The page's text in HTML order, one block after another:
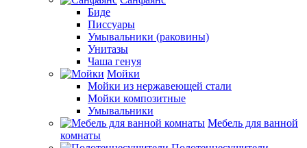
Биде
Писсуары
Умывальники (раковины)
Унитазы
Чаша генуя
Мойки
Мойки из нержавеющей стали
Мойки композитные
Умывальники
Мебель для ванной
комнаты